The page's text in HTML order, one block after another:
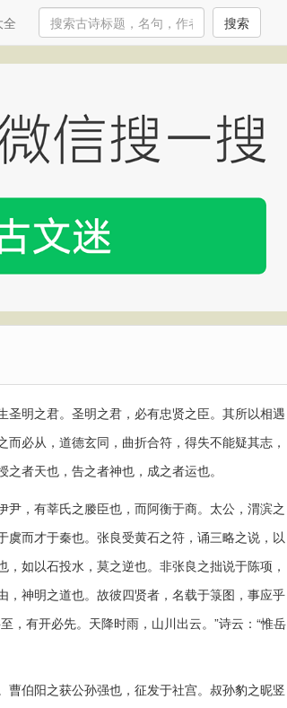
搜索
明之君。圣明之君，必有忠贤之臣。其所以相遇
必从，道德玄同，曲折合符，得失不能疑其志，
者天也，告之者神也，成之者运也。
，有莘氏之媵臣也，而阿衡于商。太公，渭滨之
而才于秦也。张良受黄石之符，诵三略之说，以
如以石投水，莫之逆也。非张良之拙说于陈项，
神明之道也。故彼四贤者，名载于箓图，事应乎
，有开必先。天降时雨，山川出云。”诗云：“惟岳
伯阳之获公孙强也，征发于社宫。叔孙豹之昵竖